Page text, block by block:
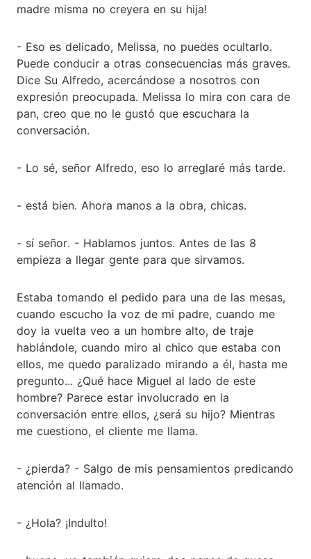
madre misma no creyera en su hija!
- Eso es delicado, Melissa, no puedes ocultarlo.
Puede conducir a otras consecuencias más graves.
Dice Su Alfredo, acercándose a nosotros con
expresión preocupada. Melissa lo mira con cara de
pan, creo que no le gustó que escuchara la
conversación.
- Lo sé, señor Alfredo, eso lo arreglaré más tarde.
- está bien. Ahora manos a la obra, chicas.
- sí señor. - Hablamos juntos. Antes de las 8
empieza a llegar gente para que sirvamos.
Estaba tomando el pedido para una de las mesas,
cuando escucho la voz de mi padre, cuando me
doy la vuelta veo a un hombre alto, de traje
hablándole, cuando miro al chico que estaba con
ellos, me quedo paralizado mirando a él, hasta me
pregunto... ¿Qué hace Miguel al lado de este
hombre? Parece estar involucrado en la
conversación entre ellos, ¿será su hijo? Mientras
me cuestiono, el cliente me llama.
- ¿pierda? - Salgo de mis pensamientos predicando
atención al llamado.
- ¿Hola? ¡Indulto!